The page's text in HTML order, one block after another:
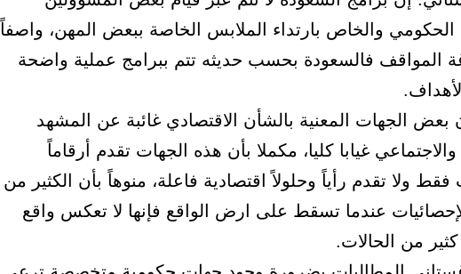
الحكومي والخاص بارتداء الملابس الخاصة ببعض المهن، واصفاً
المواقف فالسعودة بحسب حديثه تتم ببرامج عملية واضحة
بعض الجهات المعنية بالشأن الاقتصادي غائبة عن المشهد
والاجتماعي غيابا كليا، مكملا بأن هذه الجهات تقدم أرقاماً
فقط ولا تقدم رأياً وحلولاً اقتصادية فاعلة، منوهاً بأن الكثير من
عندما تسقط على ارض الواقع فإنها لا تعكس واقع
من الحالات.